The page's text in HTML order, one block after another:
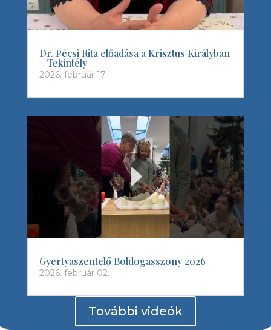
Dr. Pécsi Rita előadása a Krisztus Királyban
– Tekintély
2026. február 17.
Gyertyaszentelő Boldogasszony 2026
2026. február 02.
További videók